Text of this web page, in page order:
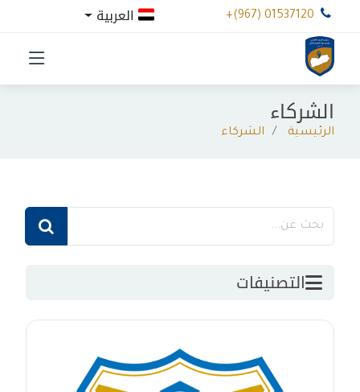
+(967) 01537120
الشركاء
الرئيسية الشركاء
التصنيفات